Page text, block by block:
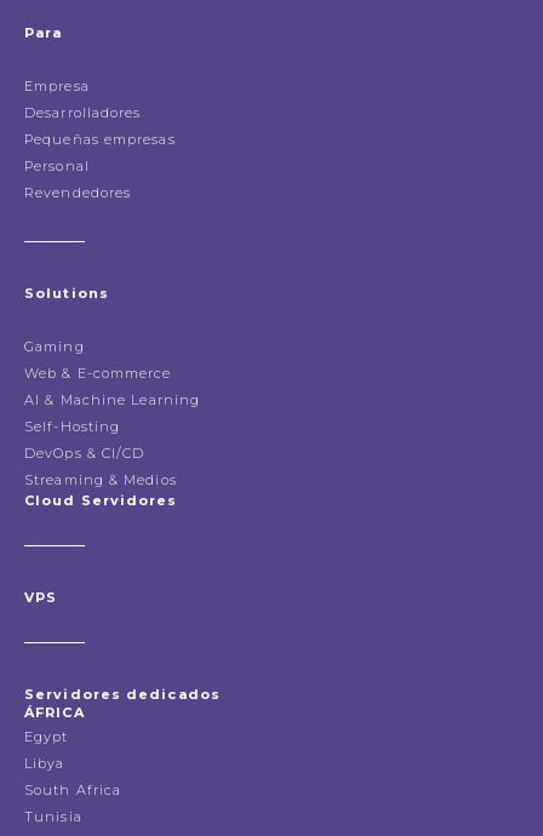
Para
Empresa
Desarrolladores
Pequeñas empresas
Personal
Revendedores
Solutions
Gaming
Web & E-commerce
AI & Machine Learning
Self-Hosting
DevOps & CI/CD
Streaming & Medios
Cloud Servidores
VPS
Servidores dedicados
ÁFRICA
Egypt
Libya
South Africa
Tunisia